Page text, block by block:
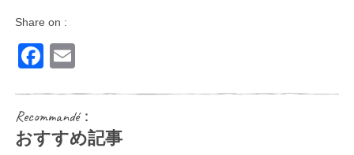
Share on :
Facebook
Recommandé：
おすすめ記事